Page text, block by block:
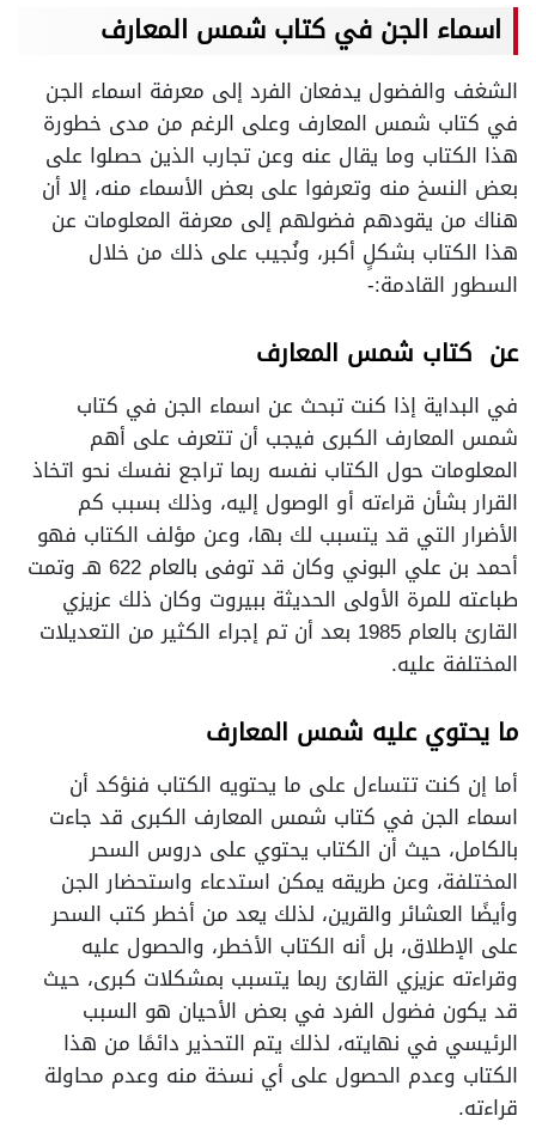
اسماء الجن في كتاب شمس المعارف
الشغف والفضول يدفعان الفرد إلى معرفة اسماء الجن
في كتاب شمس المعارف وعلى الرغم من مدى خطورة
هذا الكتاب وما يقال عنه وعن تجارب الذين حصلوا على
بعض النسخ منه وتعرفوا على بعض الأسماء منه، إلا أن
هناك من يقودهم فضولهم إلى معرفة المعلومات عن
هذا الكتاب بشكلٍ أكبر، ونُجيب على ذلك من خلال
السطور القادمة:-
عن كتاب شمس المعارف
في البداية إذا كنت تبحث عن اسماء الجن في كتاب
شمس المعارف الكبرى فيجب أن تتعرف على أهم
المعلومات حول الكتاب نفسه ربما تراجع نفسك نحو اتخاذ
القرار بشأن قراءته أو الوصول إليه، وذلك بسبب كم
الأضرار التي قد يتسبب لك بها، وعن مؤلف الكتاب فهو
أحمد بن علي البوني وكان قد توفى بالعام 622 هـ وتمت
طباعته للمرة الأولى الحديثة ببيروت وكان ذلك عزيزي
القارئ بالعام 1985 بعد أن تم إجراء الكثير من التعديلات
المختلفة عليه.
ما يحتوي عليه شمس المعارف
أما إن كنت تتساءل على ما يحتويه الكتاب فنؤكد أن
اسماء الجن في كتاب شمس المعارف الكبرى قد جاءت
بالكامل، حيث أن الكتاب يحتوي على دروس السحر
المختلفة، وعن طريقه يمكن استدعاء واستحضار الجن
وأيضًا العشائر والقرين، لذلك يعد من أخطر كتب السحر
على الإطلاق، بل أنه الكتاب الأخطر، والحصول عليه
وقراءته عزيزي القارئ ربما يتسبب بمشكلات كبرى، حيث
قد يكون فضول الفرد في بعض الأحيان هو السبب
الرئيسي في نهايته، لذلك يتم التحذير دائمًا من هذا
الكتاب وعدم الحصول على أي نسخة منه وعدم محاولة
قراءته.